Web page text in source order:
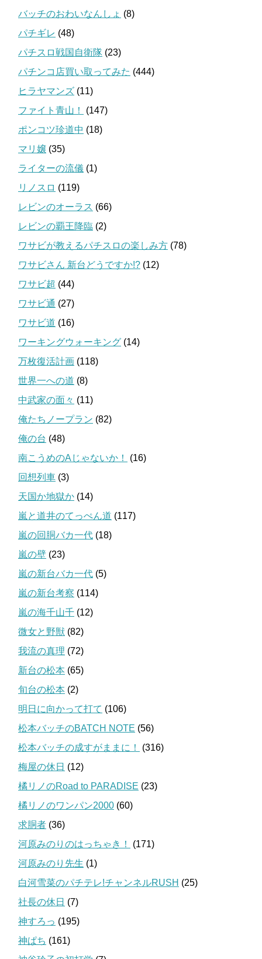
バッチのおわいなんしょ (8)
パチギレ (48)
パチスロ戦国自衛隊 (23)
パチンコ店買い取ってみた (444)
ヒラヤマンズ (11)
ファイト青山！
(147)
ポンコツ珍道中 (18)
マリ嬢 (35)
ライターの流儀 (1)
リノスロ (119)
レビンのオーラス (66)
レビンの覇王降臨 (2)
ワサビが教えるパチスロの楽しみ方 (78)
ワサビさん 新台どうですか!? (12)
ワサビ超 (44)
ワサビ通 (27)
ワサビ道 (16)
ワーキングウォーキング (14)
万枚復活計画 (118)
世界一への道 (8)
中武家の面々 (11)
俺たちノープラン (82)
俺の台 (48)
南こうめのAじゃないか！
(16)
回想列車 (3)
天国か地獄か (14)
嵐と道井のてっぺん道 (117)
嵐の回胴バカ一代 (18)
嵐の壁 (23)
嵐の新台バカ一代 (5)
嵐の新台考察 (114)
嵐の海千山千 (12)
微女と野獣 (82)
我流の真理 (72)
新台の松本 (65)
旬台の松本 (2)
明日に向かって打て (106)
松本バッチのBATCH NOTE (56)
松本バッチの成すがままに！
(316)
梅屋の休日 (12)
橘リノのRoad to PARADISE (23)
橘リノのワンパン2000 (60)
求胴者 (36)
河原みのりのはっちゃき！
(171)
河原みのり先生 (1)
白河雪菜のパチテレ!チャンネルRUSH (25)
社長の休日 (7)
神すろっ (195)
神ぱち (161)